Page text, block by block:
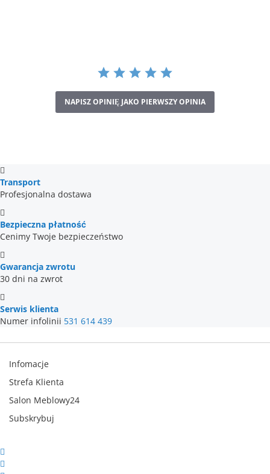
NAPISZ OPINIĘ JAKO PIERWSZY OPINIA
Transport
Profesjonalna dostawa
Bezpieczna płatność
Cenimy Twoje bezpieczeństwo
Gwarancja zwrotu
30 dni na zwrot
Serwis klienta
Numer infolinii 531 614 439
Infomacje
Strefa Klienta
Salon Meblowy24
Subskrybuj